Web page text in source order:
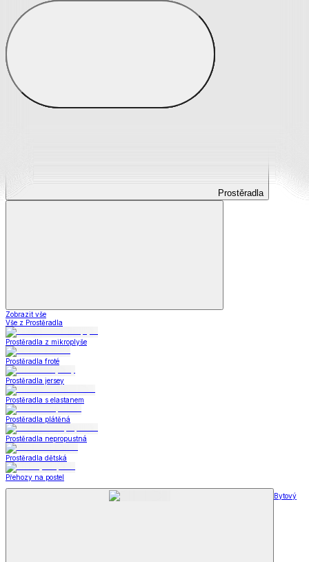
Prostěradla
Prostěradla
Zobrazit vše
Vše z Prostěradla
Prostěradla z mikroplyše
Prostěradla froté
Prostěradla jersey
Prostěradla s elastanem
Prostěradla plátěná
Prostěradla nepropustná
Prostěradla dětská
Přehozy na postel
Bytový